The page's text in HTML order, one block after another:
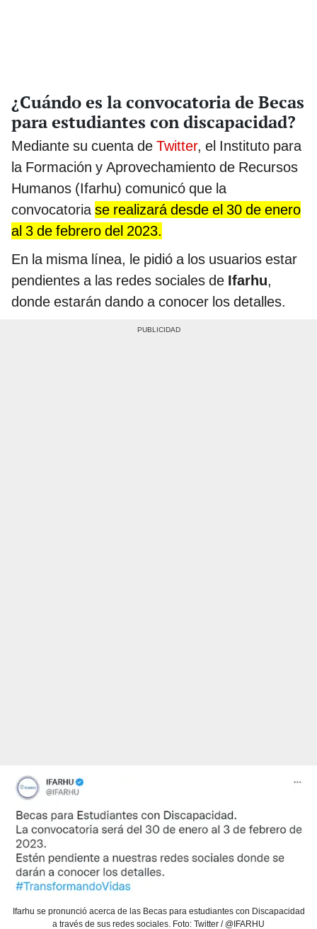
¿Cuándo es la convocatoria de Becas
para estudiantes con discapacidad?
Mediante su cuenta de Twitter, el Instituto para
la Formación y Aprovechamiento de Recursos
Humanos (Ifarhu) comunicó que la
convocatoria se realizará desde el 30 de enero
al 3 de febrero del 2023.
En la misma línea, le pidió a los usuarios estar
pendientes a las redes sociales de Ifarhu,
donde estarán dando a conocer los detalles.
Ifarhu se pronunció acerca de las Becas para estudiantes con Discapacidad
a través de sus redes sociales. Foto: Twitter / @IFARHU